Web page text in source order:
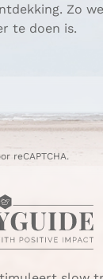
r
e
Zo
te doen is.
reCAPTCHA.